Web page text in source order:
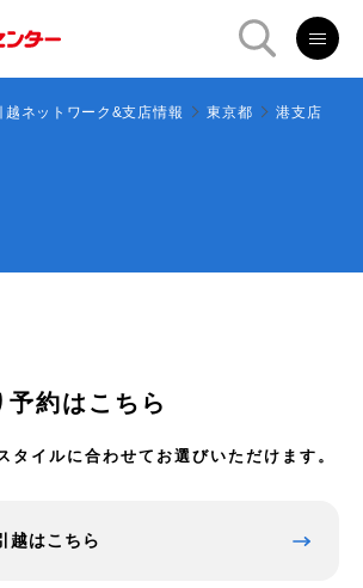
越ネットワーク&支店情報 東京都 港支店
約はこちら
タイルに合わせてお選びいただけます。
越はこちら